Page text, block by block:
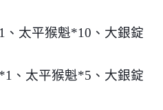
、太平猴魁*10 、大銀錠
*1 、太平猴魁*5 、大銀錠